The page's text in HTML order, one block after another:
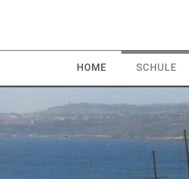
HOME SCHULE